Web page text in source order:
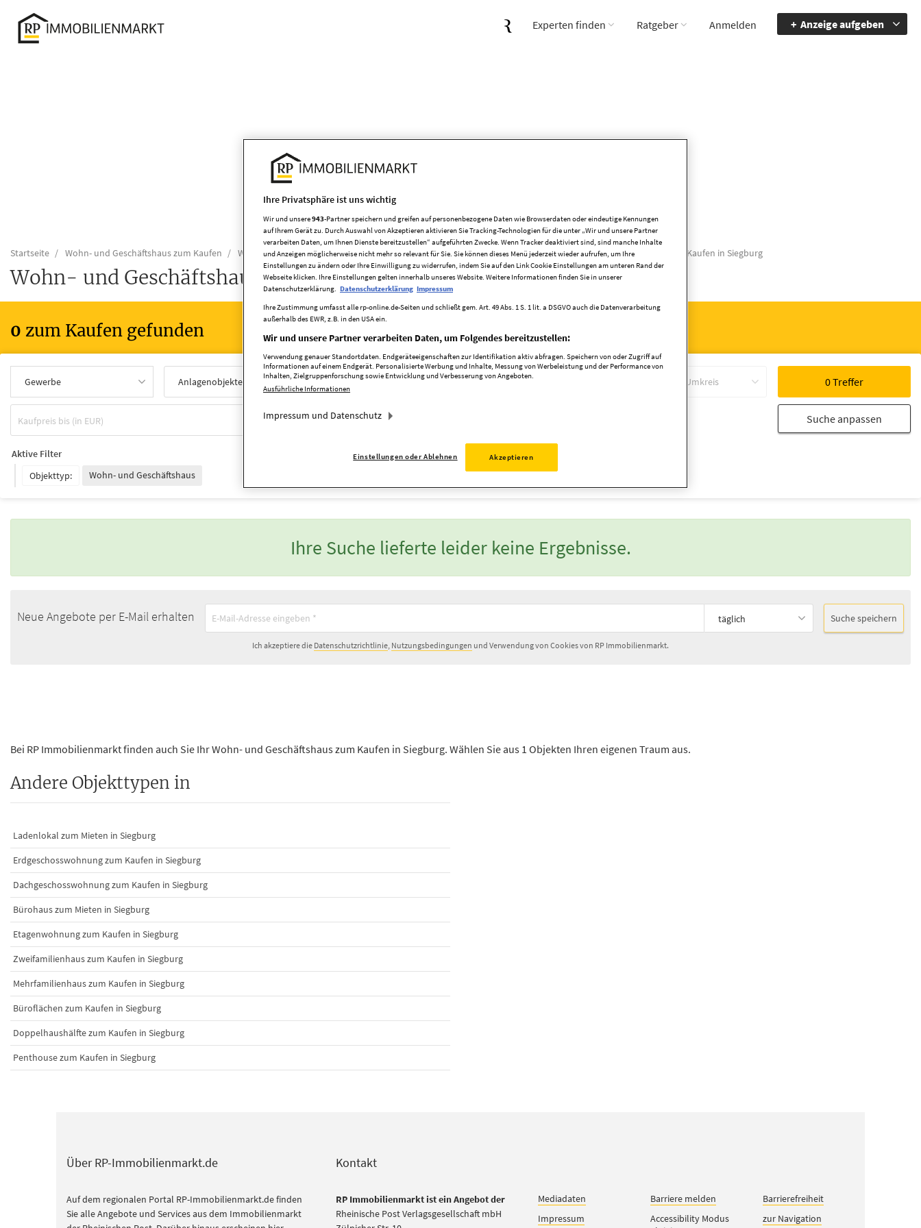
Modus
aktivieren
Experten finden Ratgeber Anmelden Anzeige aufgeben
Startseite Wohn- und Geschäftshaus zum Kaufen Wohn- und Geschäftshaus zum Kaufen in Bundesland Nordrhein-Westfalen Wohn- und Geschäftshaus zum Kaufen in Siegburg
Wohn- und Geschäftshaus zum Kaufen in Siegburg
0 zum Kaufen gefunden
Gewerbe Anlagenobjekte kaufen Umkreis
Suche anpassen
Aktive Filter
Objekttyp:
Wohn- und Geschäftshaus
Ihre Suche lieferte leider keine Ergebnisse.
Neue Angebote per E-Mail erhalten täglich Suche speichern
Ich akzeptiere die Datenschutzrichtlinie, Nutzungsbedingungen und Verwendung von Cookies von RP Immobilienmarkt.
Bei RP Immobilienmarkt finden auch Sie Ihr Wohn- und Geschäftshaus zum Kaufen in Siegburg. Wählen Sie aus 1 Objekten Ihren eigenen Traum aus.
Andere Objekttypen in
Ladenlokal zum Mieten in Siegburg
Erdgeschosswohnung zum Kaufen in Siegburg
Dachgeschosswohnung zum Kaufen in Siegburg
Bürohaus zum Mieten in Siegburg
Etagenwohnung zum Kaufen in Siegburg
Zweifamilienhaus zum Kaufen in Siegburg
Mehrfamilienhaus zum Kaufen in Siegburg
Büroflächen zum Kaufen in Siegburg
Doppelhaushälfte zum Kaufen in Siegburg
Penthouse zum Kaufen in Siegburg
Über RP-Immobilienmarkt.de
Auf dem regionalen Portal RP-Immobilienmarkt.de finden
Sie alle Angebote und Services aus dem Immobilienmarkt
Kontakt
RP Immobilienmarkt ist ein Angebot der
Rheinische Post Verlagsgesellschaft mbH
Mediadaten
Impressum
Barriere melden
Accessibility Modus
Barrierefreiheit
zur Navigation
Ihre Privatsphäre ist uns wichtig
Wir und unsere943-Partner speichern und greifen auf personenbezogene Daten wie Browserdaten oder eindeutige Kennungen
auf Ihrem Gerät zu. Durch Auswahl von Akzeptieren aktivieren Sie Tracking-Technologien für die unter „Wir und unsere Partner
verarbeiten Daten, um Ihnen Dienste bereitzustellen“ aufgeführten Zwecke. Wenn Tracker deaktiviert sind, sind manche Inhalte
und Anzeigen möglicherweise nicht mehr so relevant für Sie. Sie können dieses Menü jederzeit wieder aufrufen, um Ihre
Einstellungen zu ändern oder Ihre Einwilligung zu widerrufen, indem Sie auf den Link Cookie Einstellungen am unteren Rand der
Webseite klicken. Ihre Einstellungen gelten innerhalb unseres Website. Weitere Informationen finden Sie in unserer
Datenschutzerklärung. Datenschutzerklärung Impressum
Ihre Zustimmung umfasst alle rp-online.de-Seiten und schließt gem. Art. 49 Abs. 1 S. 1 lit. a DSGVO auch die Datenverarbeitung
außerhalb des EWR, z.B. in den USA ein.
Wir und unsere Partner verarbeiten Daten, um Folgendes bereitzustellen:
Verwendung genauer Standortdaten. Endgeräteeigenschaften zur Identifikation aktiv abfragen. Speichern von oder Zugriff auf
Informationen auf einem Endgerät. Personalisierte Werbung und Inhalte, Messung von Werbeleistung und der Performance von
Inhalten, Zielgruppenforschung sowie Entwicklung und Verbesserung von Angeboten.
Ausführliche Informationen
Impressum und Datenschutz
Einstellungen oder Ablehnen Akzeptieren